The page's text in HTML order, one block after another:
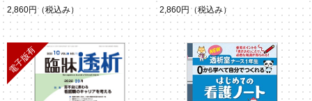
2,860円 （税込み） 2,860円 （税込み）